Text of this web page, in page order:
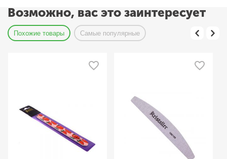
Возможно, вас это заинтересует
Похожие товары Самые популярные